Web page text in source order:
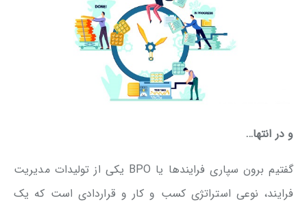
و در انتها…
گفتیم برون سپاری فرایندها یا BPO یکی از تولیدات مدیریت
فرایند، نوعی استراتژی کسب و کار و قراردادی است که یک